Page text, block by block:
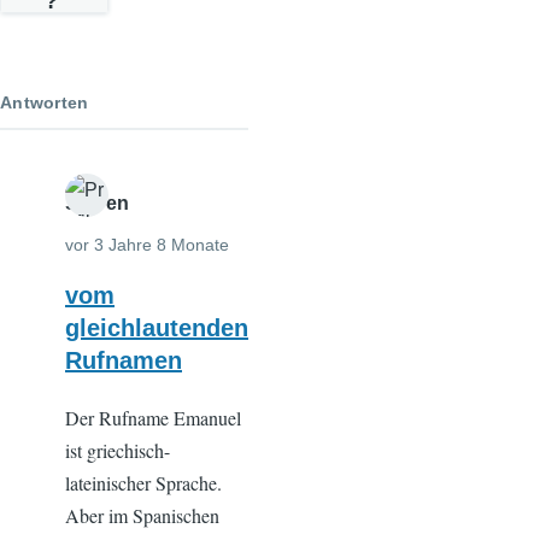
Antworten
Steven
vor 3 Jahre 8 Monate
vom
gleichlautenden
Rufnamen
Der Rufname Emanuel
ist griechisch-
lateinischer Sprache.
Aber im Spanischen